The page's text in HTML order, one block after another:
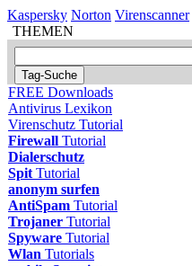
Kaspersky Norton Virenscanner
THEMEN
FREE Downloads
Antivirus Lexikon
Virenschutz Tutorial
Firewall Tutorial
Dialerschutz
Spit Tutorial
anonym surfen
AntiSpam Tutorial
Trojaner Tutorial
Spyware Tutorial
Wlan Tutorials